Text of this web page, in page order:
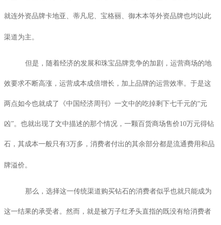
就连外资品牌卡地亚、蒂凡尼、宝格丽、御木本等外资品牌也均以此
渠道为主。
但是，随着经济的发展和珠宝品牌竞争的加剧，运营商场的地
效要求不断高涨，运营成本成倍增长，加上品牌的运营效率。于是这
两点如今也就成了《中国经济周刊》一文中的吃掉剩下七千元的“元
凶”。也就出现了文中描述的那个情况，一颗百货商场售价10万元得钻
石，其成本一般只有3万多，消费者付出的其余部分都是流通费用和品
牌溢价。
那么，选择这一传统渠道购买钻石的消费者似乎也就只能成为
这一结果的承受者。然而，就是被万子红矛头直指的既没有给消费者